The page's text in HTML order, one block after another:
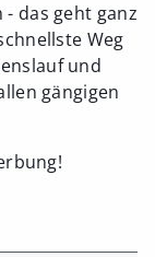
das geht ganz
Weg
und
gängigen